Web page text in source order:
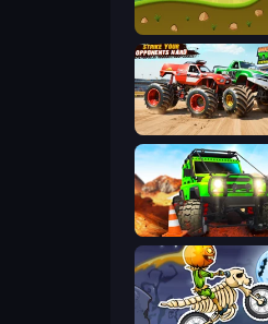
Hill Racing
Offroad Life 3D